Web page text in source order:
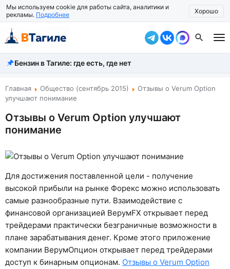
Мы используем cookie для работы сайта, аналитики и
рекламы. Подробнее Хорошо
Все новости
Происшествия
Власть
Жизнь
Общество
Рассказать новость
Бензин в Тагиле: где есть, где нет
Главная Общество (сентябрь 2015)
Отзывы о Verum Option
улучшают понимание
Отзывы о Verum Option улучшают
понимание
Для достижения поставленной цели - получение
высокой прибыли на рынке Форекс можно использовать
самые разнообразные пути. Взаимодействие с
финансовой организацией ВерумFX открывает перед
трейдерами практически безграничные возможности в
плане зарабатывания денег. Кроме этого приложение
компании ВерумОпцион открывает перед трейдерами
доступ к бинарным опционам. Отзывы о Verum Option